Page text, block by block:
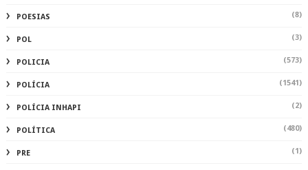
POESIAS (8)
POL (3)
POLICIA (573)
POLÍCIA (1541)
POLÍCIA INHAPI (2)
POLÍTICA (480)
PRE (1)